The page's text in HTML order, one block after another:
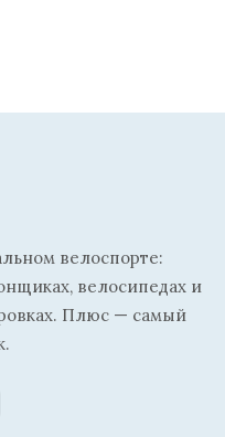
велоспорте:
велосипедах и
Плюс — самый